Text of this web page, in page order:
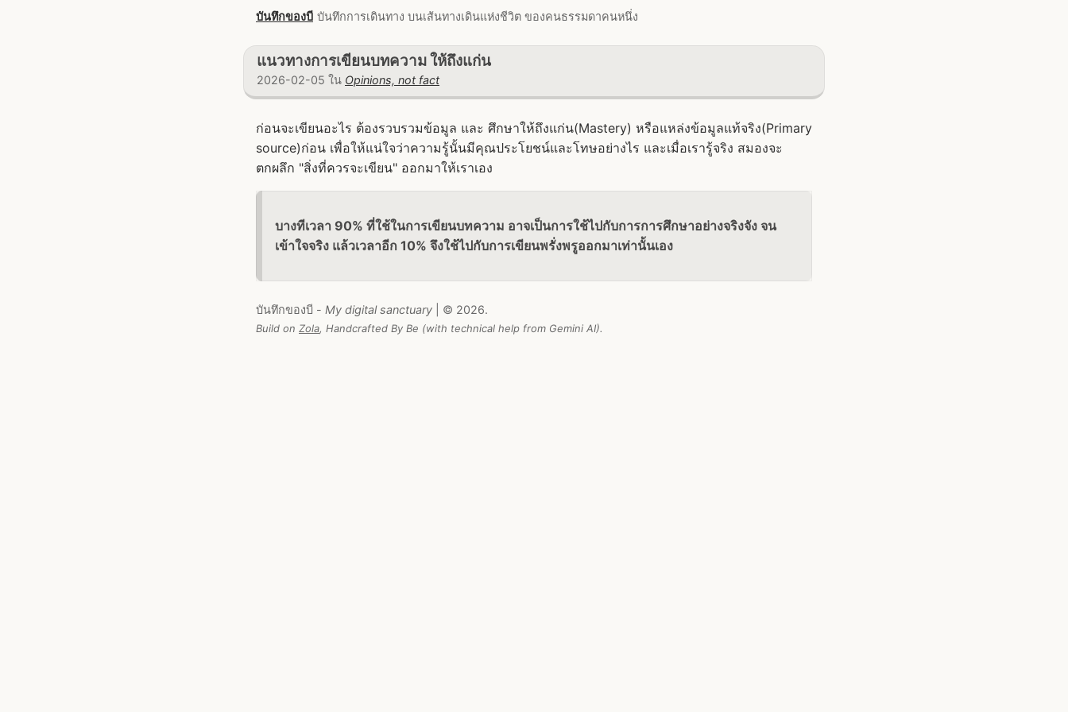
บันทึกของบี บันทึกการเดินทาง บนเส้นทางเดินแห่งชีวิต ของคนธรรมดาคนหนึ่ง
แนวทางการเขียนบทความ ให้ถึงแก่น
2026-02-05 ใน Opinions, not fact
ก่อนจะเขียนอะไร ต้องรวบรวมข้อมูล และ ศึกษาให้ถึงแก่น(Mastery) หรือแหล่งข้อมูลแท้จริง(Primary
source)ก่อน เพื่อให้แน่ใจว่าความรู้นั้นมีคุณประโยชน์และโทษอย่างไร และเมื่อเรารู้จริง สมองจะ
ตกผลึก "สิ่งที่ควรจะเขียน" ออกมาให้เราเอง
บางทีเวลา 90% ที่ใช้ในการเขียนบทความ อาจเป็นการใช้ไปกับการการศึกษาอย่างจริงจัง จน
เข้าใจจริง แล้วเวลาอีก 10% จึงใช้ไปกับการเขียนพรั่งพรูออกมาเท่านั้นเอง
บันทึกของบี - My digital sanctuary | © 2026.
Build on Zola, Handcrafted By Be (with technical help from Gemini AI).